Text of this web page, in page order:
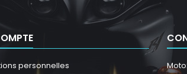
personnelles